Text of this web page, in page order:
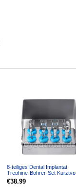
8-teiliges Dental Implantat
Trephine-Bohrer-Set Kurztyp
Chirurgisches Instrument...
€38.99